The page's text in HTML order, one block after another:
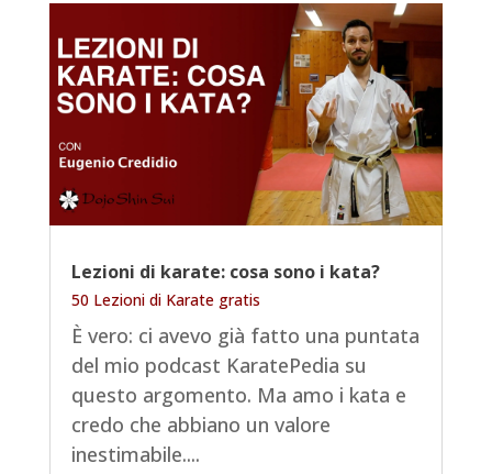
Lezioni di karate: cosa sono i kata?
50 Lezioni di Karate gratis
È vero: ci avevo già fatto una puntata
del mio podcast KaratePedia su
questo argomento. Ma amo i kata e
credo che abbiano un valore
inestimabile....